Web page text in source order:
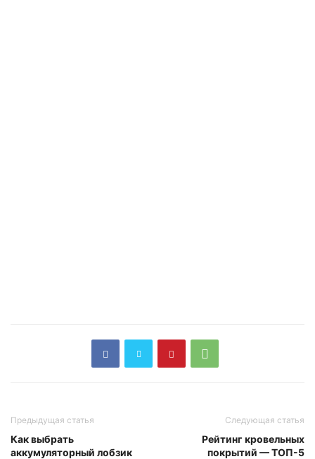
Предыдущая статья
Как выбрать
аккумуляторный лобзик
Следующая статья
Рейтинг кровельных
покрытий — ТОП-5